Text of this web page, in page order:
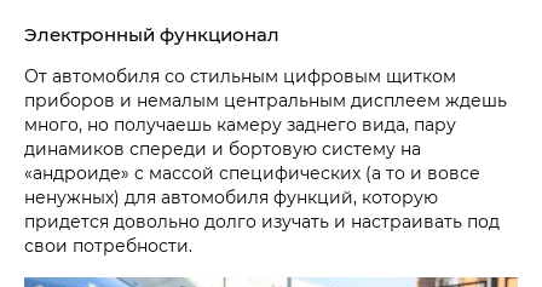
Электронный функционал
От автомобиля со стильным цифровым щитком
приборов и немалым центральным дисплеем ждешь
много, но получаешь камеру заднего вида, пару
динамиков спереди и бортовую систему на
«андроиде» с массой специфических (а то и вовсе
ненужных) для автомобиля функций, которую
придется довольно долго изучать и настраивать под
свои потребности.